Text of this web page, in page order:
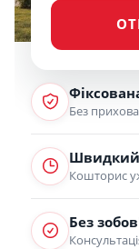
Без
Швидкий
Кошторис
Без